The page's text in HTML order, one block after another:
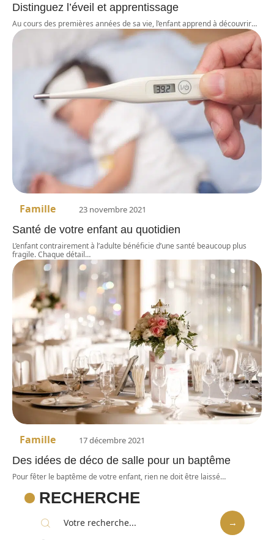
Distinguez l’éveil et apprentissage
Au cours des premières années de sa vie, l’enfant apprend à découvrir…
Famille 23 novembre 2021
Santé de votre enfant au quotidien
L’enfant contrairement à l’adulte bénéficie d’une santé beaucoup plus
fragile. Chaque détail…
Famille 17 décembre 2021
Des idées de déco de salle pour un baptême
Pour fêter le baptême de votre enfant, rien ne doit être laissé…
RECHERCHE